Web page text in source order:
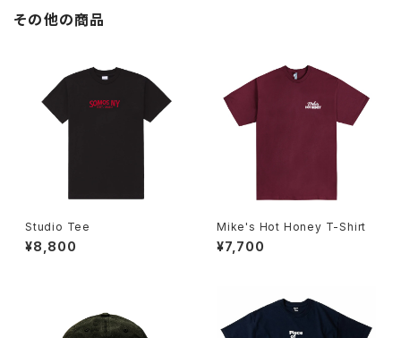
その他の商品
Studio Tee
¥8,800
Mike's Hot Honey T-Shirt
¥7,700